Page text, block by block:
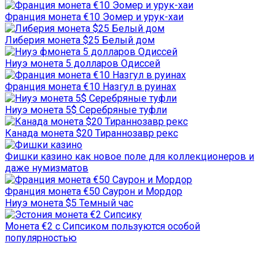
Франция монета €10 Эомер и урук-хаи
Либерия монета $25 Белый дом
Ниуэ монета 5 долларов Одиссей
Франция монета €10 Назгул в руинах
Ниуэ монета 5$ Серебряные туфли
Канада монета $20 Тираннозавр рекс
Фишки казино как новое поле для коллекционеров и
даже нумизматов
Франция монета €50 Саурон и Мордор
Ниуэ монета $5 Темный час
Монета €2 с Сипсиком пользуются особой
популярностью